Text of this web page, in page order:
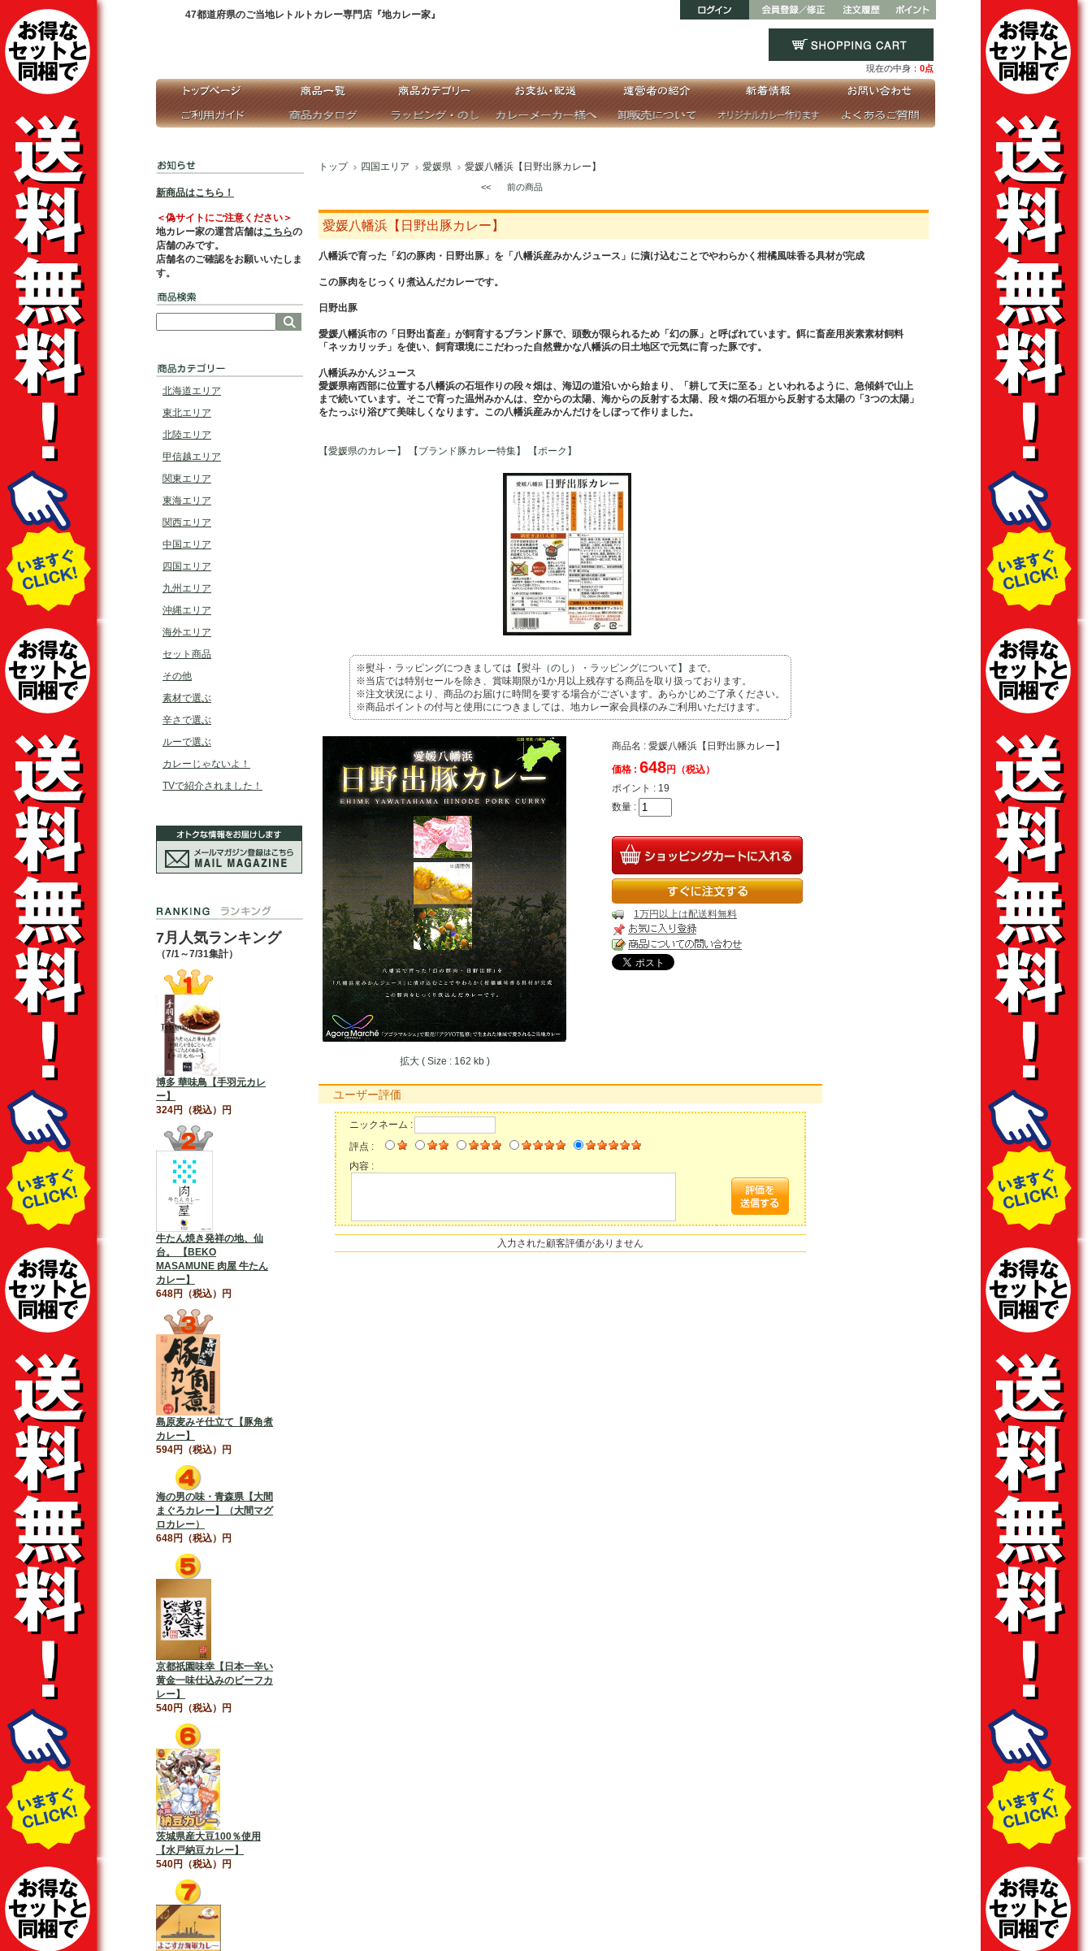
47都道府県のご当地レトルトカレー専門店『地カレー家』
現在の中身： 0点
新商品はこちら！
＜偽サイトにご注意ください＞
地カレー家の運営店舗はこちらの
店舗のみです。
店舗名のご確認をお願いいたしま
す。
北海道エリア
東北エリア
北陸エリア
甲信越エリア
関東エリア
東海エリア
関西エリア
中国エリア
四国エリア
九州エリア
沖縄エリア
海外エリア
セット商品
その他
素材で選ぶ
辛さで選ぶ
ルーで選ぶ
カレーじゃないよ！
TVで紹介されました！
7月人気ランキング
（7/1～7/31集計）
博多 華味鳥【手羽元カレ
ー】
324円（税込）円
牛たん焼き発祥の地、仙
台。 【BEKO
MASAMUNE 肉屋 牛たん
カレー】
648円（税込）円
島原麦みそ仕立て【豚角煮
カレー】
594円（税込）円
海の男の味・青森県【大間
まぐろカレー】（大間マグ
ロカレー）
648円（税込）円
京都祇園味幸【日本一辛い
黄金一味仕込みのビーフカ
レー】
540円（税込）円
茨城県産大豆100％使用
【水戸納豆カレー】
540円（税込）円
トップ 四国エリア 愛媛県 愛媛八幡浜【日野出豚カレー】
<< 前の商品
愛媛八幡浜【日野出豚カレー】
八幡浜で育った「幻の豚肉・日野出豚」を「八幡浜産みかんジュース」に漬け込むことでやわらかく柑橘風味香る具材が完成
この豚肉をじっくり煮込んだカレーです。
日野出豚
愛媛八幡浜市の「日野出畜産」が飼育するブランド豚で、頭数が限られるため「幻の豚」と呼ばれています。餌に畜産用炭素素材飼料
「ネッカリッチ」を使い、飼育環境にこだわった自然豊かな八幡浜の日土地区で元気に育った豚です。
八幡浜みかんジュース
愛媛県南西部に位置する八幡浜の石垣作りの段々畑は、海辺の道沿いから始まり、「耕して天に至る」といわれるように、急傾斜で山上
まで続いています。そこで育った温州みかんは、空からの太陽、海からの反射する太陽、段々畑の石垣から反射する太陽の「3つの太陽」
をたっぷり浴びて美味しくなります。この八幡浜産みかんだけをしぼって作りました。
【愛媛県のカレー】 【ブランド豚カレー特集】 【ポーク】
※熨斗・ラッピングにつきましては 【熨斗（のし）・ラッピングについて】
まで。
※当店では特別セールを除き、賞味期限が1か月以上残存する商品を取り扱っております。
※注文状況により、商品のお届けに時間を要する場合がございます。あらかじめご了承ください。
※商品ポイントの付与と使用ににつきましては、地カレー家会員様のみご利用いただけます。
拡大 ( Size : 162 kb )
商品名 : 愛媛八幡浜【日野出豚カレー】
価格 : 648円（税込）
ポイント : 19
数量 :
1万円以上は配送料無料
ユーザー評価
ニックネーム :
評点 :
内容 :
入力された顧客評価がありません